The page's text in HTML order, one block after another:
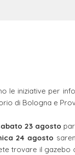
le iniziative per
di Bologna e
23 agosto
24 agosto
trovare il gazebo